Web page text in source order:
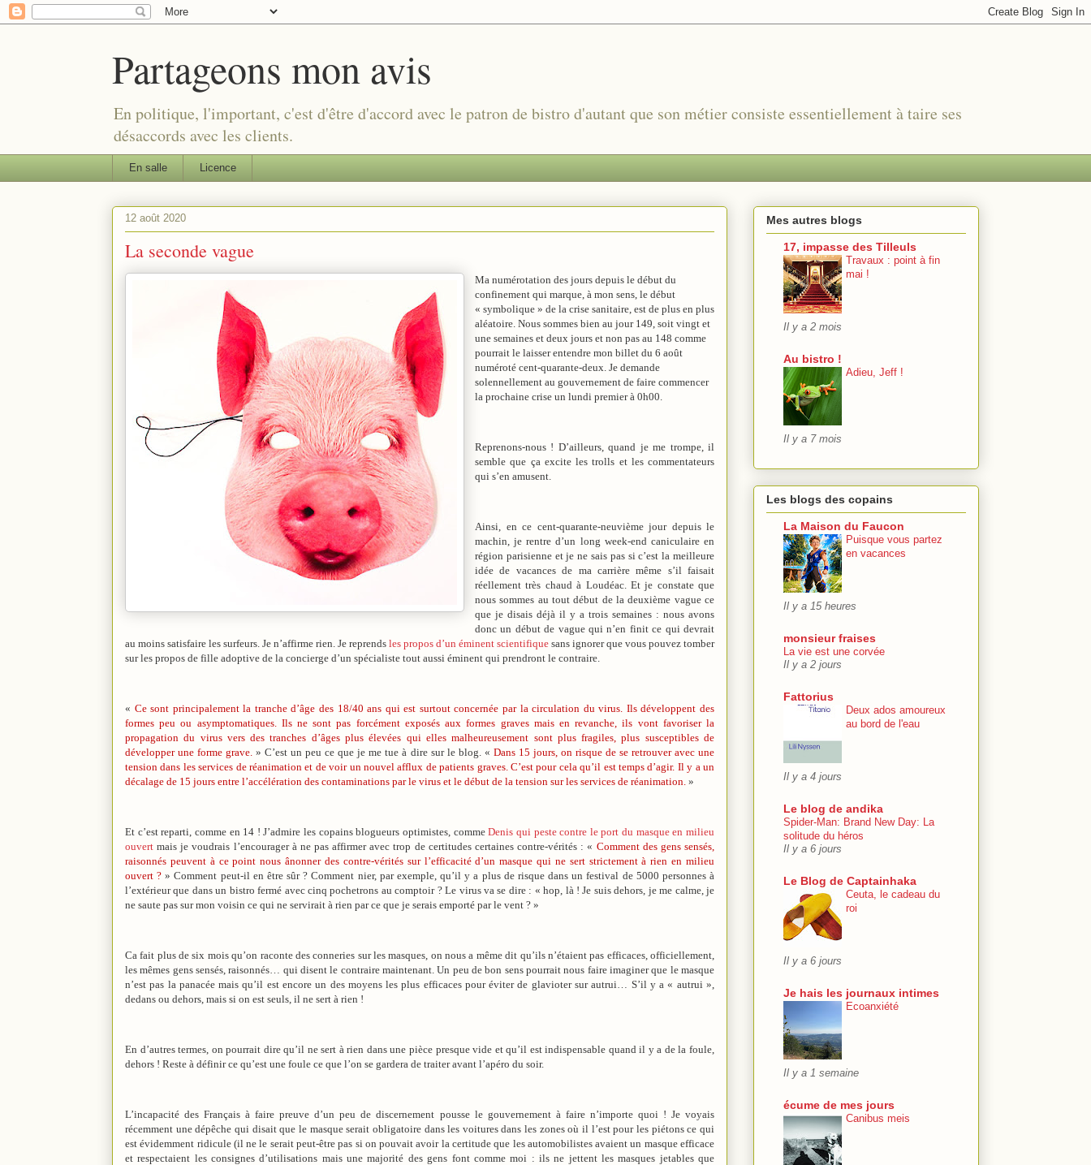
Partageons mon avis
En politique, l'important, c'est d'être d'accord avec le patron de bistro d'autant que son métier consiste essentiellement à taire ses
désaccords avec les clients.
En salle Licence
12 août 2020
La seconde vague
Ma numérotation des jours depuis le début du
confinement qui marque, à mon sens, le début
« symbolique » de la crise sanitaire, est de plus en plus
aléatoire. Nous sommes bien au jour 149, soit vingt et
une semaines et deux jours et non pas au 148 comme
pourrait le laisser entendre mon billet du 6 août
numéroté cent-quarante-deux. Je demande
solennellement au gouvernement de faire commencer
la prochaine crise un lundi premier à 0h00.
Reprenons-nous ! D’ailleurs, quand je me trompe, il
semble que ça excite les trolls et les commentateurs
qui s’en amusent.
Ainsi, en ce cent-quarante-neuvième jour depuis le
machin, je rentre d’un long week-end caniculaire en
région parisienne et je ne sais pas si c’est la meilleure
idée de vacances de ma carrière même s’il faisait
réellement très chaud à Loudéac. Et je constate que
nous sommes au tout début de la deuxième vague ce
que je disais déjà il y a trois semaines : nous avons
donc un début de vague qui n’en finit ce qui devrait
au moins satisfaire les surfeurs. Je n’affirme rien. Je reprends les propos d’un éminent scientifique sans ignorer que vous pouvez tomber
sur les propos de fille adoptive de la concierge d’un spécialiste tout aussi éminent qui prendront le contraire.
« Ce sont principalement la tranche d’âge des 18/40 ans qui est surtout concernée par la circulation du virus. Ils développent des
formes peu ou asymptomatiques. Ils ne sont pas forcément exposés aux formes graves mais en revanche, ils vont favoriser la
propagation du virus vers des tranches d’âges plus élevées qui elles malheureusement sont plus fragiles, plus susceptibles de
développer une forme grave. » C’est un peu ce que je me tue à dire sur le blog. « Dans 15 jours, on risque de se retrouver avec une
tension dans les services de réanimation et de voir un nouvel afflux de patients graves. C’est pour cela qu’il est temps d’agir. Il y a un
décalage de 15 jours entre l’accélération des contaminations par le virus et le début de la tension sur les services de réanimation. »
Et c’est reparti, comme en 14 ! J’admire les copains blogueurs optimistes, commeDenis qui peste contre le port du masque en milieu
ouvert mais je voudrais l’encourager à ne pas affirmer avec trop de certitudes certaines contre-vérités : « Comment des gens sensés,
raisonnés peuvent à ce point nous ânonner des contre-vérités sur l’efficacité d’un masque qui ne sert strictement à rien en milieu
ouvert ?» Comment peut-il en être sûr ? Comment nier, par exemple, qu’il y a plus de risque dans un festival de 5000 personnes à
l’extérieur que dans un bistro fermé avec cinq pochetrons au comptoir ? Le virus va se dire : « hop, là ! Je suis dehors, je me calme, je
ne saute pas sur mon voisin ce qui ne servirait à rien par ce que je serais emporté par le vent ? »
Ca fait plus de six mois qu’on raconte des conneries sur les masques, on nous a même dit qu’ils n’étaient pas efficaces, officiellement,
les mêmes gens sensés, raisonnés… qui disent le contraire maintenant. Un peu de bon sens pourrait nous faire imaginer que le masque
n’est pas la panacée mais qu’il est encore un des moyens les plus efficaces pour éviter de glavioter sur autrui… S’il y a « autrui »,
dedans ou dehors, mais si on est seuls, il ne sert à rien !
En d’autres termes, on pourrait dire qu’il ne sert à rien dans une pièce presque vide et qu’il est indispensable quand il y a de la foule,
dehors ! Reste à définir ce qu’est une foule ce que l’on se gardera de traiter avant l’apéro du soir.
L’incapacité des Français à faire preuve d’un peu de discernement pousse le gouvernement à faire n’importe quoi ! Je voyais
récemment une dépêche qui disait que le masque serait obligatoire dans les voitures dans les zones où il l’est pour les piétons ce qui
est évidemment ridicule (il ne le serait peut-être pas si on pouvait avoir la certitude que les automobilistes avaient un masque efficace
et respectaient les consignes d’utilisations mais une majorité des gens font comme moi : ils ne jettent les masques jetables que
Mes autres blogs
17, impasse des Tilleuls
Travaux : point à fin
mai !
Il y a 2 mois
Au bistro !
Adieu, Jeff !
Il y a 7 mois
Les blogs des copains
La Maison du Faucon
Puisque vous partez
en vacances
Il y a 15 heures
monsieur fraises
La vie est une corvée
Il y a 2 jours
Fattorius
Deux ados amoureux
au bord de l'eau
Il y a 4 jours
Le blog de andika
Spider-Man: Brand New Day: La
solitude du héros
Il y a 6 jours
Le Blog de Captainhaka
Ceuta, le cadeau du
roi
Il y a 6 jours
Je hais les journaux intimes
Ecoanxiété
Il y a 1 semaine
écume de mes jours
Canibus meis